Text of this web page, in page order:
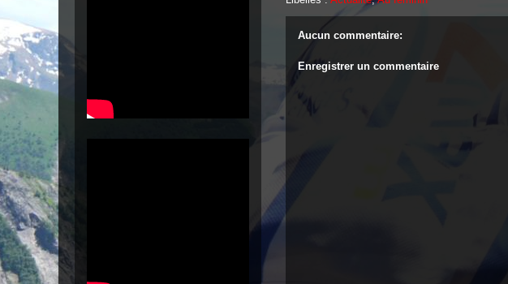
Aucun commentaire:
Enregistrer un commentaire